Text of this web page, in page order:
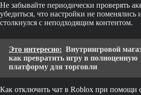
Не забывайте периодически проверять
убедиться, что настройки не поменялись
столкнулся с неподходящим контентом.
Это интересно: Внутриигровой
как превратить игру в полноценную
платформу для торговли
Как отключить чат в Roblox при помощи